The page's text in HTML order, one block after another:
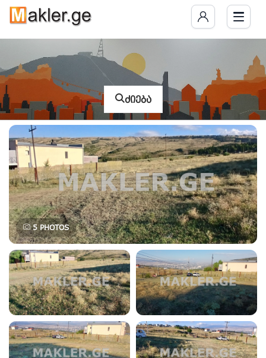
ძიება
5PHOTOS